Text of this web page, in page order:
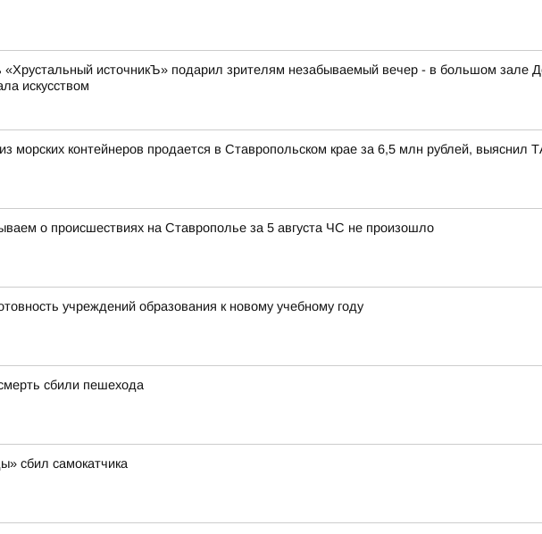
источникЪ» подарил зрителям незабываемый вечер - в большом зале
искусством
морских контейнеров продается в Ставропольском крае за 6,5 млн рублей, выяснил
о происшествиях на Ставрополье за 5 августа ЧС не произошло
учреждений образования к новому учебному году
сбили пешехода
сбил самокатчика